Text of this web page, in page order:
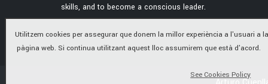
skills, and to become a conscious leader.
Utilitzem cookies per assegurar que donem la millor experiència a l'usuari a
pàgina web. Si continua utilitzant aquest lloc assumirem que està d'acord.
See Cookies Policy